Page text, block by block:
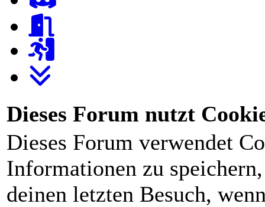
Login
Registrierung
Dieses Forum nutzt
Dieses Forum verwendet
Informationen zu
deinen letzten Besuch,